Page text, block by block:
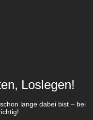
Loslegen!
lange dabei bist – bei